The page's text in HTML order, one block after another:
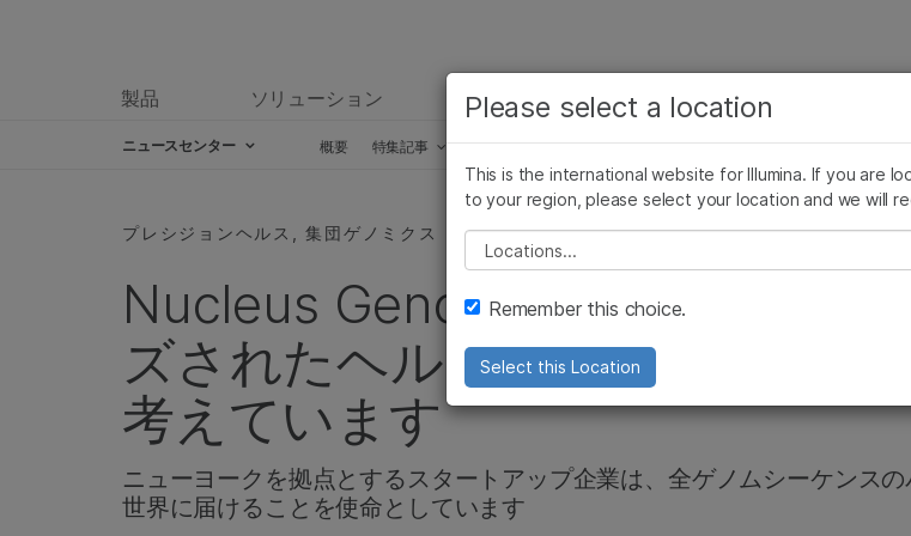
製品 ソリューション ラーニング 企業情報
ニュースセンター 概要 特集記事 プレスリリース イメージ & マルチメディア SomaLogicと
プレシジョンヘルス, 集団ゲノミクス
Nucleus Genomicsは、パーソナ
ズされたヘルスケアを実現したい
考えています
ニューヨークを拠点とするスタートアップ企業は、全ゲノムシーケンスの
世界に届けることを使命としています
Please select a location
This is the international website for Illumina. If you are
to your region, please select your location and we will
Please select a location
Remember this choice.
Select this Location
お気に入りの分野を選択すると、関連
ツへのリンクが表示されます:
微生物研究
農学研究
複雑な疾患
生殖医
遺伝